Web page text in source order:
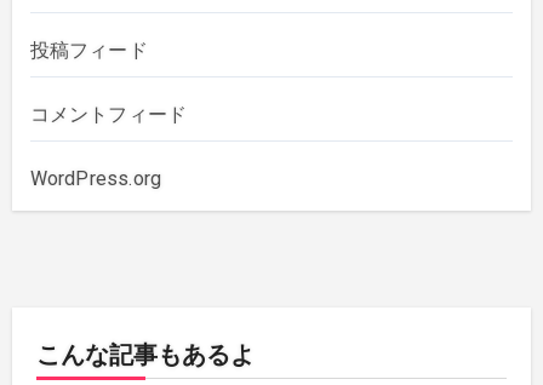
2019年12月
2019年11月
2019年10月
2018年5月
投稿フィード
コメントフィード
WordPress.org
こんな記事もあるよ